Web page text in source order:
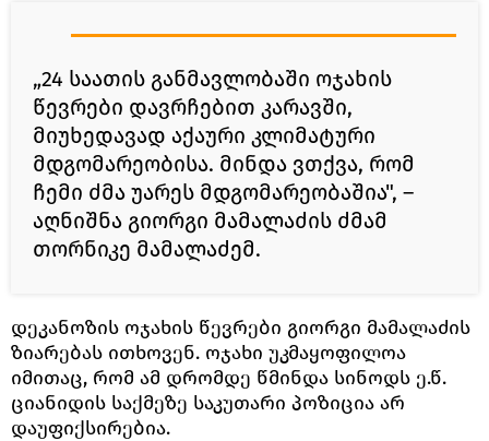
„24 საათის განმავლობაში ოჯახის
წევრები დავრჩებით კარავში,
მიუხედავად აქაური კლიმატური
მდგომარეობისა. მინდა ვთქვა, რომ
ჩემი ძმა უარეს მდგომარეობაშია", –
აღნიშნა გიორგი მამალაძის ძმამ
თორნიკე მამალაძემ.
დეკანოზის ოჯახის წევრები გიორგი მამალაძის
ზიარებას ითხოვენ. ოჯახი უკმაყოფილოა
იმითაც, რომ ამ დრომდე წმინდა სინოდს ე.წ.
ციანიდის საქმეზე საკუთარი პოზიცია არ
დაუფიქსირებია.